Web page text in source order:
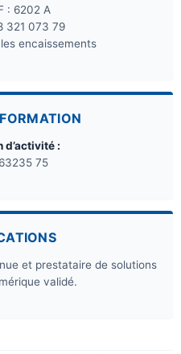
: 6202 A
321 073 79
encaissements
d’activité :
75
et prestataire de solutions
validé.